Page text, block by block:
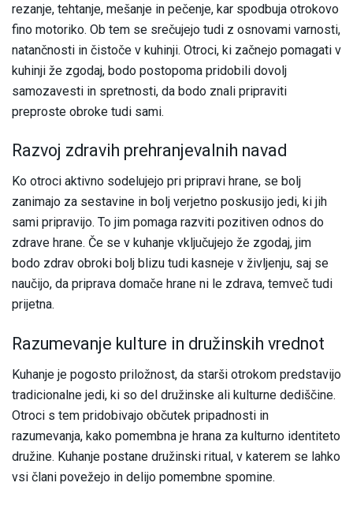
rezanje, tehtanje, mešanje in pečenje, kar spodbuja otrokovo
fino motoriko. Ob tem se srečujejo tudi z osnovami varnosti,
natančnosti in čistoče v kuhinji. Otroci, ki začnejo pomagati v
kuhinji že zgodaj, bodo postopoma pridobili dovolj
samozavesti in spretnosti, da bodo znali pripraviti
preproste obroke tudi sami.
Razvoj zdravih prehranjevalnih navad
Ko otroci aktivno sodelujejo pri pripravi hrane, se bolj
zanimajo za sestavine in bolj verjetno poskusijo jedi, ki jih
sami pripravijo. To jim pomaga razviti pozitiven odnos do
zdrave hrane. Če se v kuhanje vključujejo že zgodaj, jim
bodo zdrav obroki bolj blizu tudi kasneje v življenju, saj se
naučijo, da priprava domače hrane ni le zdrava, temveč tudi
prijetna.
Razumevanje kulture in družinskih vrednot
Kuhanje je pogosto priložnost, da starši otrokom predstavijo
tradicionalne jedi, ki so del družinske ali kulturne dediščine.
Otroci s tem pridobivajo občutek pripadnosti in
razumevanja, kako pomembna je hrana za kulturno identiteto
družine. Kuhanje postane družinski ritual, v katerem se lahko
vsi člani povežejo in delijo pomembne spomine.